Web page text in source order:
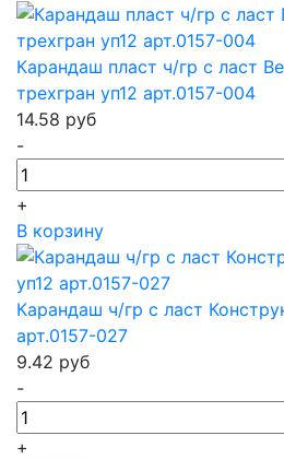
Карандаш пласт ч/гр с ласт
трехгран уп12 арт.0157-004
14.58 руб
-
+
В корзину
Карандаш ч/гр с ласт
арт.0157-027
9.42 руб
-
+